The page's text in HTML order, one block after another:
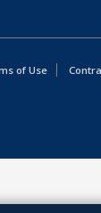
of Use